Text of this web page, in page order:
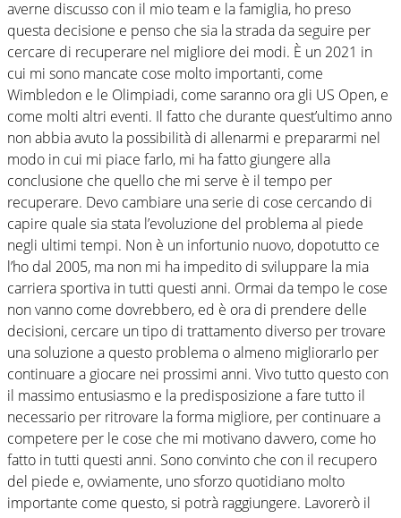
averne discusso con il mio team e la famiglia, ho preso
questa decisione e penso che sia la strada da seguire per
cercare di recuperare nel migliore dei modi. È un 2021 in
cui mi sono mancate cose molto importanti, come
Wimbledon e le Olimpiadi, come saranno ora gli US Open, e
come molti altri eventi. Il fatto che durante quest’ultimo anno
non abbia avuto la possibilità di allenarmi e prepararmi nel
modo in cui mi piace farlo, mi ha fatto giungere alla
conclusione che quello che mi serve è il tempo per
recuperare. Devo cambiare una serie di cose cercando di
capire quale sia stata l’evoluzione del problema al piede
negli ultimi tempi. Non è un infortunio nuovo, dopotutto ce
l’ho dal 2005, ma non mi ha impedito di sviluppare la mia
carriera sportiva in tutti questi anni. Ormai da tempo le cose
non vanno come dovrebbero, ed è ora di prendere delle
decisioni, cercare un tipo di trattamento diverso per trovare
una soluzione a questo problema o almeno migliorarlo per
continuare a giocare nei prossimi anni. Vivo tutto questo con
il massimo entusiasmo e la predisposizione a fare tutto il
necessario per ritrovare la forma migliore, per continuare a
competere per le cose che mi motivano davvero, come ho
fatto in tutti questi anni. Sono convinto che con il recupero
del piede e, ovviamente, uno sforzo quotidiano molto
importante come questo, si potrà raggiungere. Lavorerò il